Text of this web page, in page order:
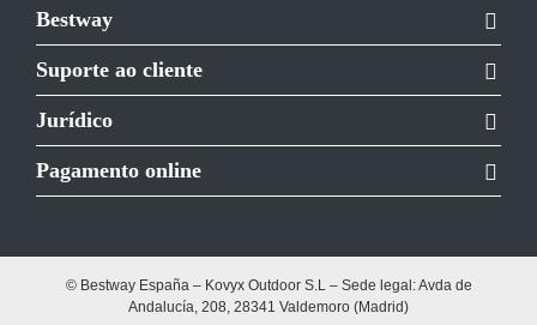
Bestway
Suporte ao cliente
Jurídico
Pagamento online
© Bestway España – Kovyx Outdoor S.L – Sede legal: Avda de
Andalucía, 208, 28341 Valdemoro (Madrid)